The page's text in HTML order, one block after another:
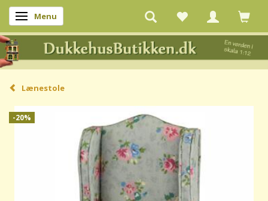
Skifte navigation
Menu
Lænestole
-20%